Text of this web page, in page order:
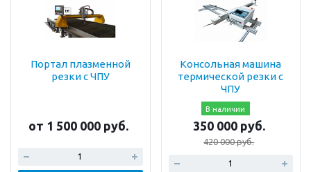
Портал плазменной
резки с ЧПУ
от 1 500 000 руб.
Консольная машина
термической резки с
ЧПУ
В наличии
350 000 руб.
420 000 руб.